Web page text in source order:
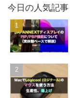
今日の人気記事